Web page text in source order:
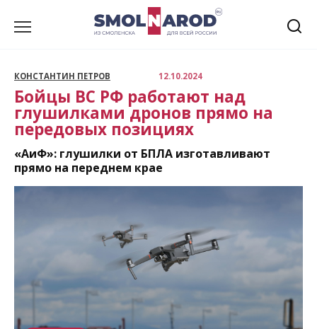
КОНСТАНТИН ПЕТРОВ 12.10.2024
Бойцы ВС РФ работают над
глушилками дронов прямо на
передовых позициях
«АиФ»: глушилки от БПЛА изготавливают
прямо на переднем крае